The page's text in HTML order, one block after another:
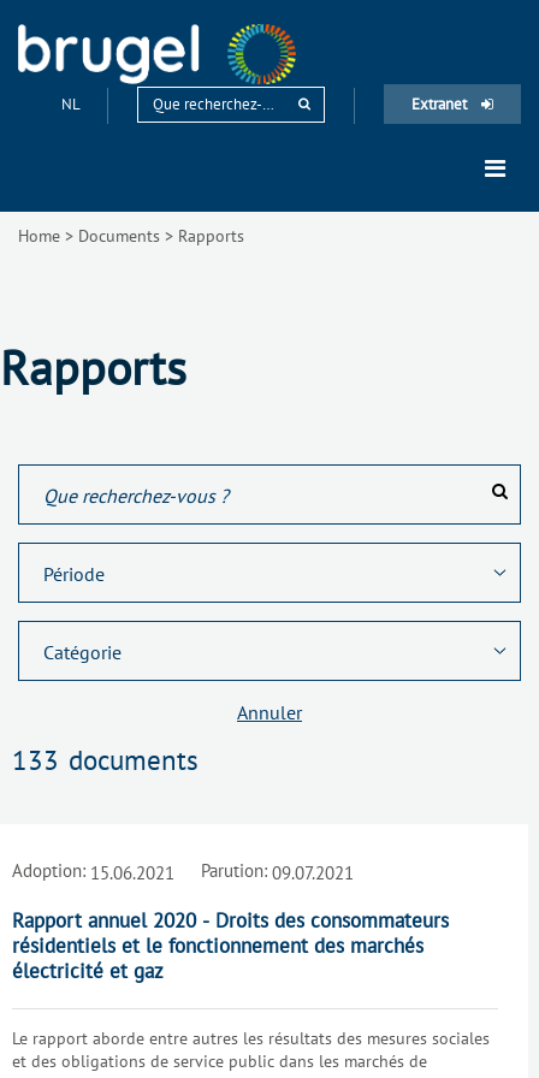
NL Extranet
Home > Documents > Rapports
Rapports
Annuler
133 documents
Adoption: 15.06.2021 Parution: 09.07.2021
Rapport annuel 2020 - Droits des consommateurs
résidentiels et le fonctionnement des marchés
électricité et gaz
Le rapport aborde entre autres les résultats des mesures sociales
et des obligations de service public dans les marchés de